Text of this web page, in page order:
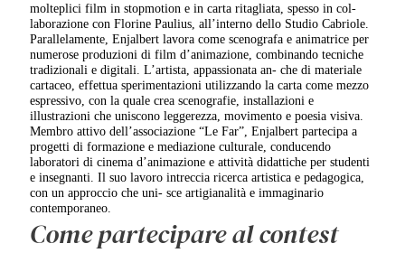
molteplici film in stopmotion e in carta ritagliata, spesso in col-
laborazione con Florine Paulius, all’interno dello Studio Cabriole.
Parallelamente, Enjalbert lavora come scenografa e animatrice per
numerose produzioni di film d’animazione, combinando tecniche
tradizionali e digitali. L’artista, appassionata an- che di materiale
cartaceo, effettua sperimentazioni utilizzando la carta come mezzo
espressivo, con la quale crea scenografie, installazioni e
illustrazioni che uniscono leggerezza, movimento e poesia visiva.
Membro attivo dell’associazione “Le Far”, Enjalbert partecipa a
progetti di formazione e mediazione culturale, conducendo
laboratori di cinema d’animazione e attività didattiche per studenti
e insegnanti. Il suo lavoro intreccia ricerca artistica e pedagogica,
con un approccio che uni- sce artigianalità e immaginario
contemporaneo.
Come partecipare al contest